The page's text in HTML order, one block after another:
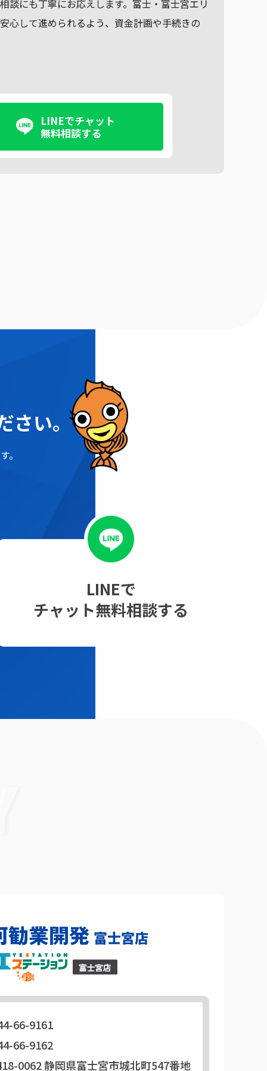
談にも丁寧にお応えします。富士・富士宮エリ
心して進められるよう、資金計画や手続きの
LINEでチャット
無料相談する
さい。
。
LINEで
チャット無料相談する
66-9161
66-9162
0062静岡県富士宮市城北町547番地